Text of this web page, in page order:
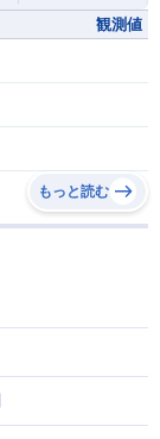
観測値
もっと読む